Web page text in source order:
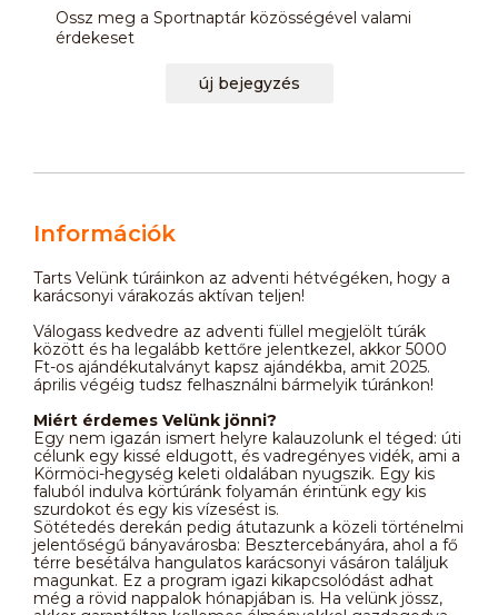
Ossz meg a Sportnaptár közösségével valami
érdekeset
új bejegyzés
Információk
Tarts Velünk túráinkon az adventi hétvégéken, hogy a
karácsonyi várakozás aktívan teljen!
Válogass kedvedre az adventi füllel megjelölt túrák
között és ha legalább kettőre jelentkezel, akkor 5000
Ft-os ajándékutalványt kapsz ajándékba, amit 2025.
április végéig tudsz felhasználni bármelyik túránkon!
Miért érdemes Velünk jönni?
Egy nem igazán ismert helyre kalauzolunk el téged: úti
célunk egy kissé eldugott, és vadregényes vidék, ami a
Körmöci-hegység keleti oldalában nyugszik. Egy kis
faluból indulva körtúránk folyamán érintünk egy kis
szurdokot és egy kis vízesést is.
Sötétedés derekán pedig átutazunk a közeli történelmi
jelentőségű bányavárosba: Besztercebányára, ahol a fő
térre besétálva hangulatos karácsonyi vásáron találjuk
magunkat. Ez a program igazi kikapcsolódást adhat
még a rövid nappalok hónapjában is. Ha velünk jössz,